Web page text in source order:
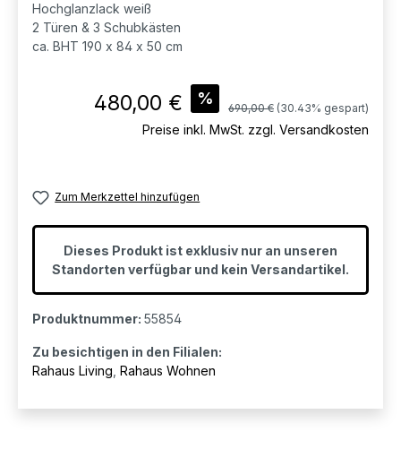
Hochglanzlack weiß
2 Türen & 3 Schubkästen
ca. BHT 190 x 84 x 50 cm
Verkaufspreis:
480,00 € % Regulärer Preis:
690,00 € (30.43% gespart)
Preise inkl. MwSt. zzgl. Versandkosten
Zum Merkzettel hinzufügen
Dieses Produkt ist exklusiv nur an unseren
Standorten verfügbar und kein Versandartikel.
Produktnummer: 55854
Zu besichtigen in den Filialen:
Rahaus Living Rahaus Wohnen